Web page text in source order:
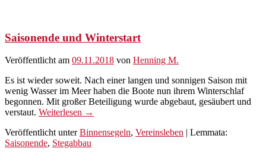
Saisonende und Winterstart
Veröffentlicht am 09.11.2018 von Henning M.
Es ist wieder soweit. Nach einer langen und sonnigen Saison mit
wenig Wasser im Meer haben die Boote nun ihrem Winterschlaf
begonnen. Mit großer Beteiligung wurde abgebaut, gesäubert und
verstaut. Weiterlesen →
Veröffentlicht unterBinnensegeln, Vereinsleben | Lemmata:
Saisonende, Stegabbau